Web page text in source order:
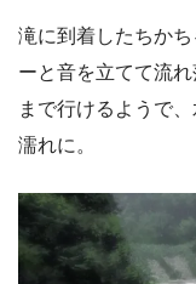
滝に到着したちか
ーと音を立てて流
まで行けるようで
濡れに。